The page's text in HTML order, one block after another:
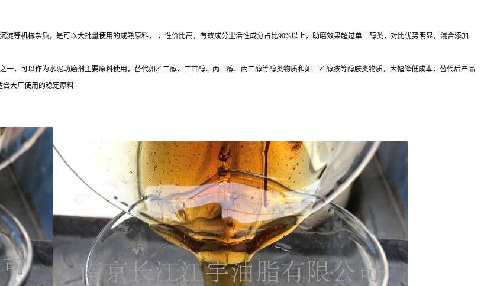
等机械杂质，是可以大批量使用的成熟原料， ，性价比高，有效成分里活性成分占比90%以上，助磨效果超过单一醇类，对比优势明显，混合添加
，可以作为水泥助磨剂主要原料使用，替代如乙二醇、二甘醇、丙三醇、丙二醇等醇类物质和如三乙醇胺等醇胺类物质，大幅降低成本，替代后产品
合大厂使用的稳定原料